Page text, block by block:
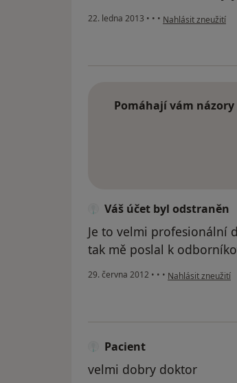
22. ledna 2013 • • • podle názoru
Nahlásit zneužití
Pomáhají vám
Váš účet byl odstraněn
Je to velmi profesionální
tak mě poslal k
29. června 2012 • • • podle názoru
Nahlásit zneužití
Pacient
velmi dobry doktor